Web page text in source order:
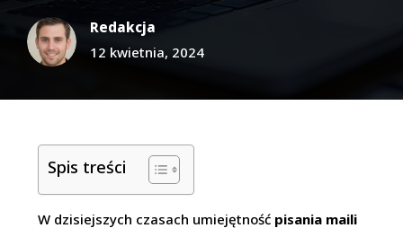
Redakcja
12 kwietnia, 2024
Spis treści
W dzisiejszych czasach umiejętność pisania maili